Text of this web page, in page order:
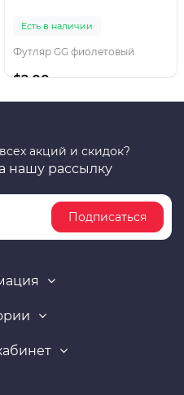
Есть в наличии
Футляр GG фиолетовый
$2.00
акций и скидок?
нашу рассылку
Подписаться